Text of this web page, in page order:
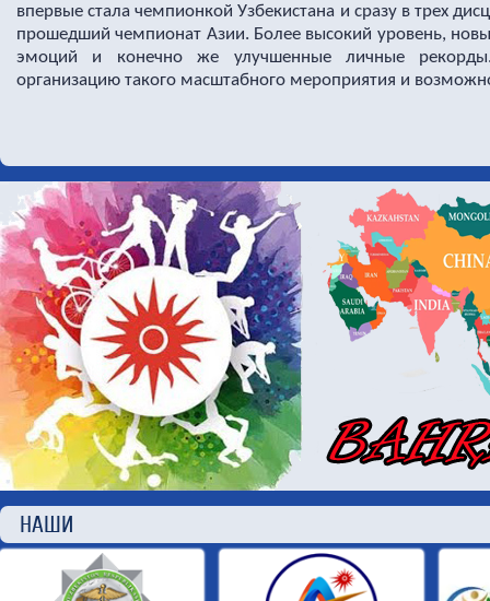
впервые стала чемпионкой Узбекистана и сразу в трех
прошедший чемпионат Азии. Более высокий уровень,
эмоций и конечно же улучшенные личные
организацию такого масштабного мероприятия и
НАШИ